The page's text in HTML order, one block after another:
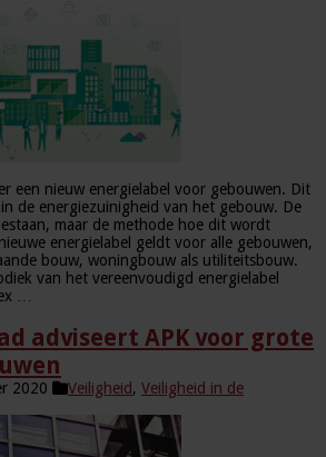
een nieuw energielabel voor gebouwen. Dit
de energiezuinigheid van het gebouw. De
maar de methode hoe dit wordt
energielabel geldt voor alle gebouwen,
bouw, woningbouw als utiliteitsbouw.
van het vereenvoudigd energielabel
…
adviseert APK voor grote
2020 Veiligheid, Veiligheid in de